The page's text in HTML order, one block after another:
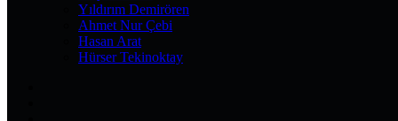
Yıldırım Demirören
Ahmet Nur Çebi
Hasan Arat
Hürser Tekinoktay